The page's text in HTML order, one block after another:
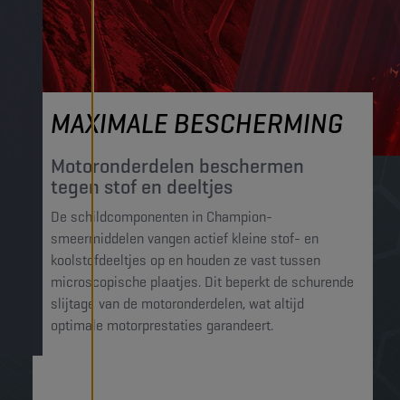
MAXIMALE BESCHERMING
Motoronderdelen beschermen
tegen stof en deeltjes​
De schildcomponenten in Champion-
smeermiddelen vangen actief kleine stof- en
koolstofdeeltjes op en houden ze vast tussen
microscopische plaatjes. Dit beperkt de schurende
slijtage van de motoronderdelen, wat altijd
optimale motorprestaties garandeert.